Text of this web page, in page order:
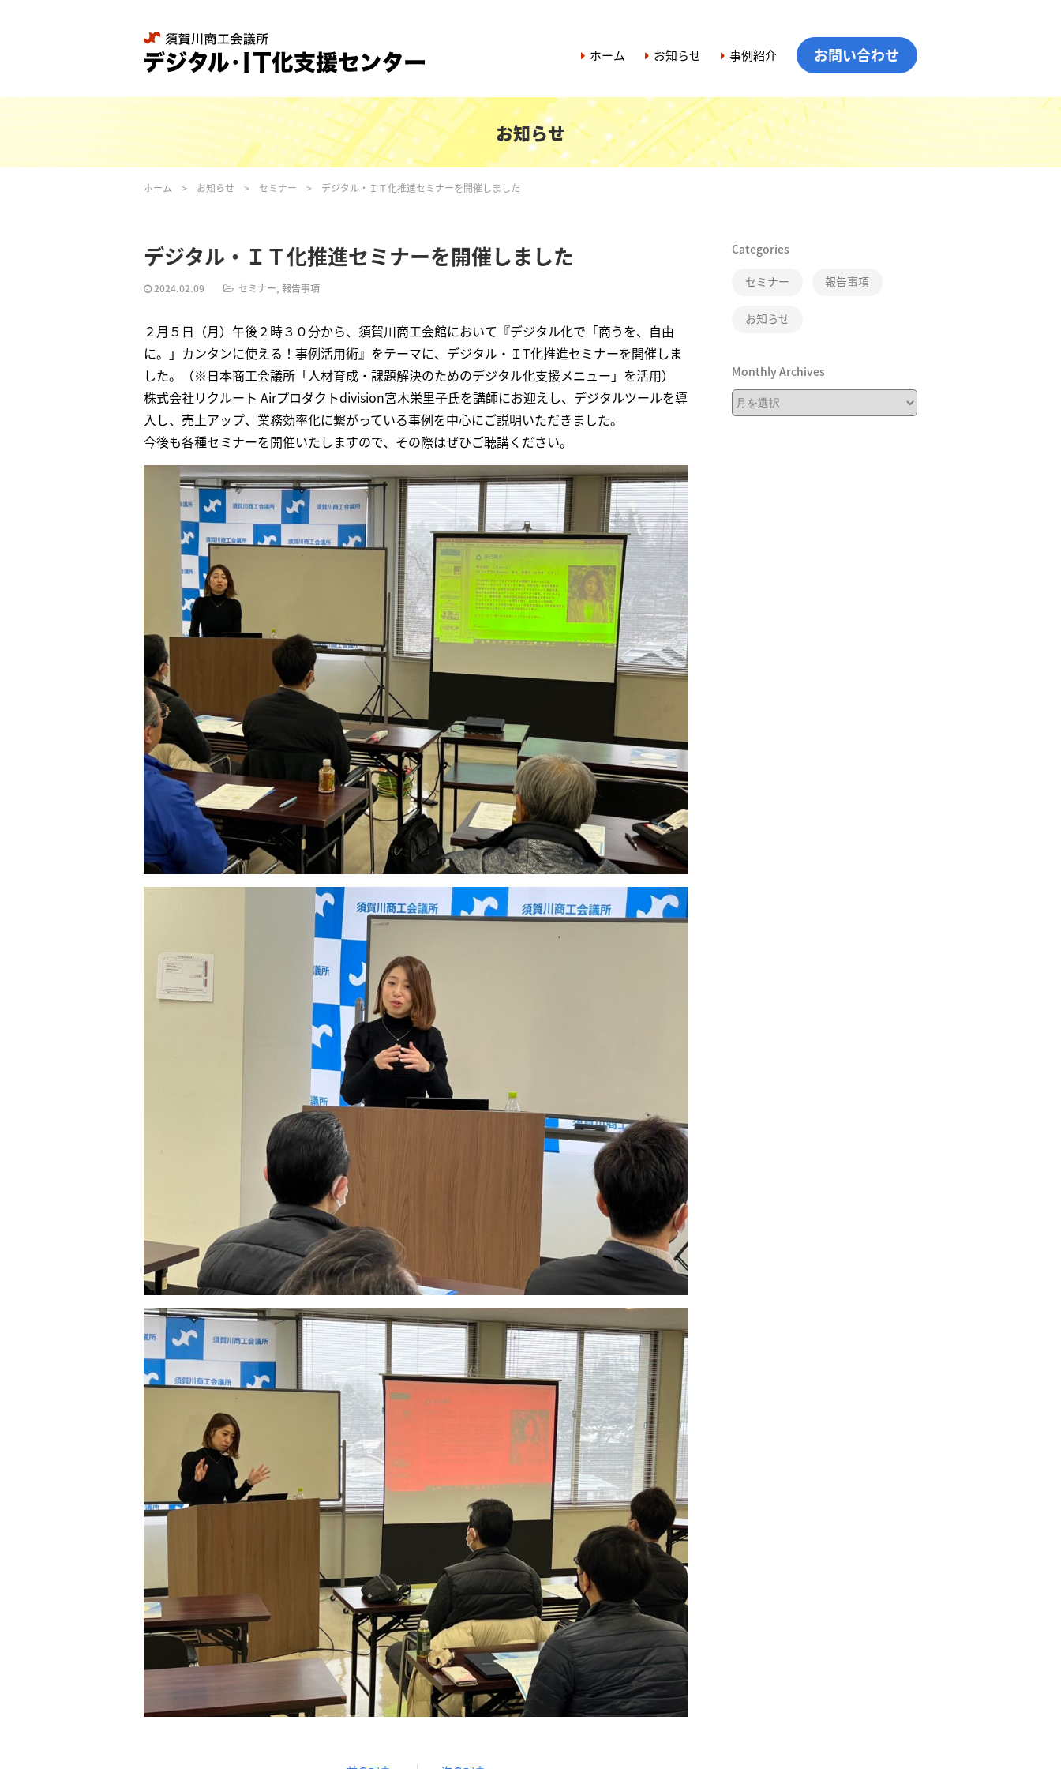
ホーム お知らせ 事例紹介 お問い合わせ
お知らせ
ホーム > お知らせ > セミナー > デジタル・ＩＴ化推進セミナーを開催しました
デジタル・ＩＴ化推進セミナーを開催しました
2024.02.09 セミナー, 報告事項
２月５日（月）午後２時３０分から、須賀川商工会館において『デジタル化で「商うを、自由
に。」カンタンに使える！事例活用術』をテーマに、デジタル・ＩT化推進セミナーを開催しま
した。（※日本商工会議所「人材育成・課題解決のためのデジタル化支援メニュー」を活用）
株式会社リクルート Airプロダクトdivision宮木栄里子氏を講師にお迎えし、デジタルツールを導
入し、売上アップ、業務効率化に繋がっている事例を中心にご説明いただきました。
今後も各種セミナーを開催いたしますので、その際はぜひご聴講ください。
Categories
セミナー 報告事項
お知らせ
Monthly Archives